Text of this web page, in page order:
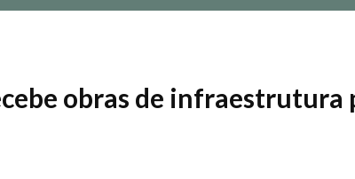
obras de infraestrutura